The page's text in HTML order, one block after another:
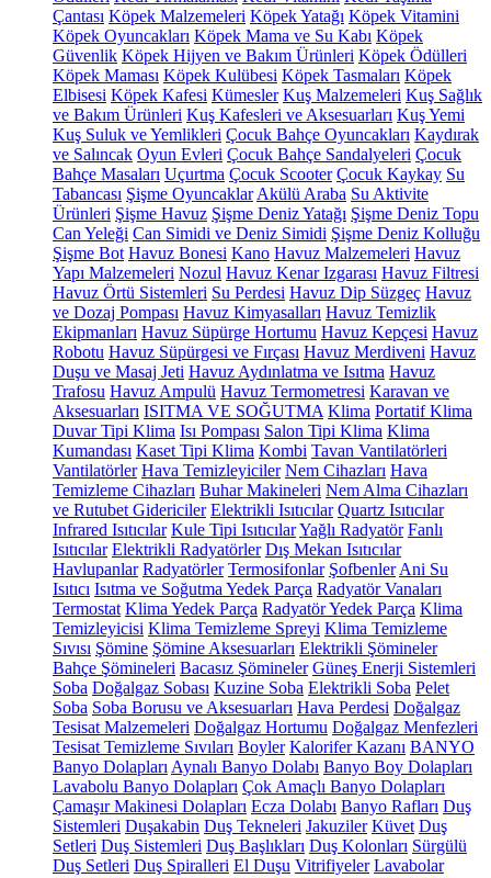
Çantası Köpek Malzemeleri Köpek Yatağı Köpek Vitamini
Köpek Oyuncakları Köpek Mama ve Su Kabı Köpek
Güvenlik Köpek Hijyen ve Bakım Ürünleri Köpek Ödülleri
Köpek Maması Köpek Kulübesi Köpek Tasmaları Köpek
Elbisesi Köpek Kafesi Kümesler Kuş Malzemeleri Kuş Sağlık
ve Bakım Ürünleri Kuş Kafesleri ve Aksesuarları Kuş Yemi
Kuş Suluk ve Yemlikleri Çocuk Bahçe Oyuncakları Kaydırak
ve Salıncak Oyun Evleri Çocuk Bahçe Sandalyeleri Çocuk
Bahçe Masaları Uçurtma Çocuk Scooter Çocuk Kaykay Su
Tabancası Şişme Oyuncaklar Akülü Araba Su Aktivite
Ürünleri Şişme Havuz Şişme Deniz Yatağı Şişme Deniz Topu
Can Yeleği Can Simidi ve Deniz Simidi Şişme Deniz Kolluğu
Şişme Bot Havuz Bonesi Kano Havuz Malzemeleri Havuz
Yapı Malzemeleri Nozul Havuz Kenar Izgarası Havuz Filtresi
Havuz Örtü Sistemleri Su Perdesi Havuz Dip Süzgeç Havuz
ve Dozaj Pompası Havuz Kimyasalları Havuz Temizlik
Ekipmanları Havuz Süpürge Hortumu Havuz Kepçesi Havuz
Robotu Havuz Süpürgesi ve Fırçası Havuz Merdiveni Havuz
Duşu ve Masaj Jeti Havuz Aydınlatma ve Isıtma Havuz
Trafosu Havuz Ampulü Havuz Termometresi Karavan ve
Aksesuarları ISITMA VE SOĞUTMA Klima Portatif Klima
Duvar Tipi Klima Isı Pompası Salon Tipi Klima Klima
Kumandası Kaset Tipi Klima Kombi Tavan Vantilatörleri
Vantilatörler Hava Temizleyiciler Nem Cihazları Hava
Temizleme Cihazları Buhar Makineleri Nem Alma Cihazları
ve Rutubet Gidericiler Elektrikli Isıtıcılar Quartz Isıtıcılar
Infrared Isıtıcılar Kule Tipi IsıtıcılarYağlı Radyatör Fanlı
Isıtıcılar Elektrikli Radyatörler Dış Mekan Isıtıcılar
Havlupanlar Radyatörler Termosifonlar Şofbenler Ani Su
Isıtıcı Isıtma ve Soğutma Yedek Parça Radyatör Vanaları
Termostat Klima Yedek Parça Radyatör Yedek Parça Klima
Temizleyicisi Klima Temizleme Spreyi Klima Temizleme
Sıvısı Şömine Şömine Aksesuarları Elektrikli Şömineler
Bahçe Şömineleri Bacasız Şömineler Güneş Enerji Sistemleri
Soba Doğalgaz Sobası Kuzine Soba Elektrikli Soba Pelet
Soba Soba Borusu ve Aksesuarları Hava Perdesi Doğalgaz
Tesisat Malzemeleri Doğalgaz Hortumu Doğalgaz Menfezleri
Tesisat Temizleme Sıvıları Boyler Kalorifer Kazanı BANYO
Banyo Dolapları Aynalı Banyo Dolabı Banyo Boy Dolapları
Lavabolu Banyo Dolapları Çok Amaçlı Banyo Dolapları
Çamaşır Makinesi Dolapları Ecza Dolabı Banyo Rafları Duş
Sistemleri Duşakabin Duş Tekneleri Jakuziler Küvet Duş
Setleri Duş Sistemleri Duş Başlıkları Duş Kolonları Sürgülü
Duş Setleri Duş Spiralleri El Duşu Vitrifiyeler Lavabolar